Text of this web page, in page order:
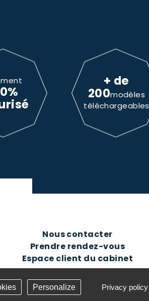
+ de
200modèles
téléchargeables
Nous contacter
Prendre rendez-vous
Espace client du cabinet
Answeb -Gestion cookies
Personalize Privacy policy